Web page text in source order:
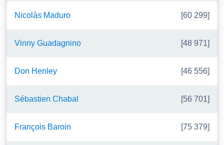
Nicolás Maduro [60 299]
Vinny Guadagnino [48 971]
Don Henley [46 556]
Sébastien Chabal [56 701]
François Baroin [75 379]